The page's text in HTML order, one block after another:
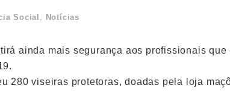
Social Notícias
ainda mais segurança aos profissionais
280 viseiras protetoras, doadas pela loja